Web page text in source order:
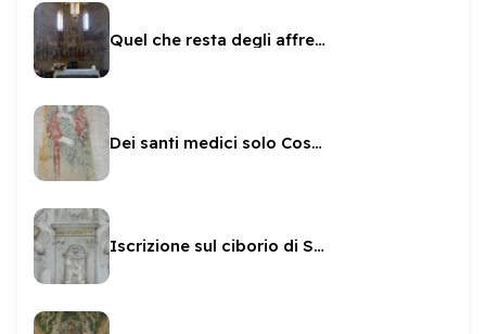
Quel che resta degli affreschi sull'abside di San Gregorio
Dei santi medici solo Cosma
Iscrizione sul ciborio di San Gregorio